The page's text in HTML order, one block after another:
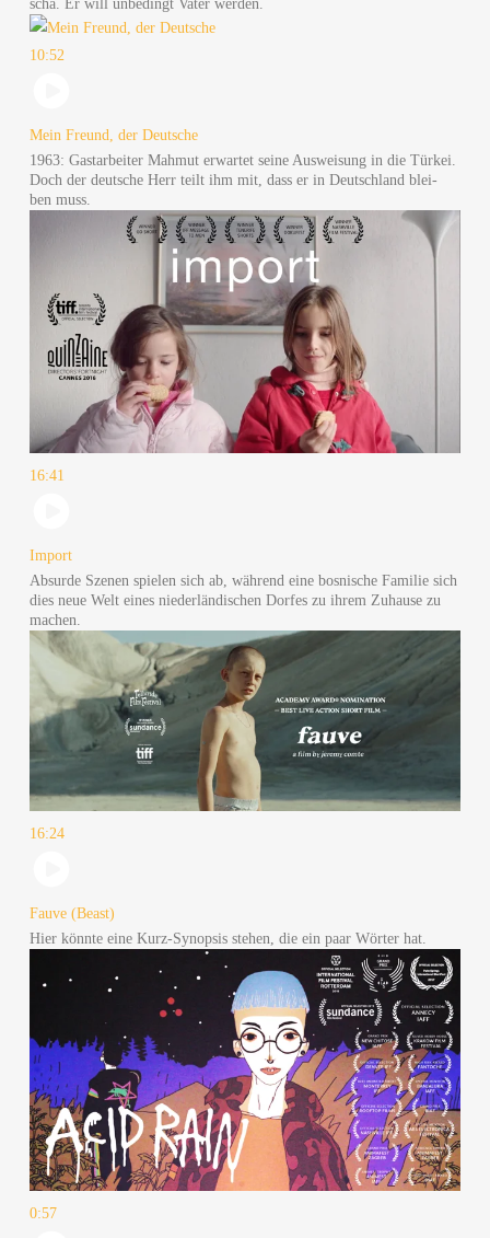
scha. Er will unbe­dingt Vater werden.
10:52
Mein Freund, der Deut­sche
1963: Gast­ar­bei­ter Mah­mut erwar­tet sei­ne Aus­wei­sung in die Tür­kei.
Doch der deut­sche Herr teilt ihm mit, dass er in Deutsch­land blei­
ben muss.
16:41
Import
Absur­de Sze­nen spie­len sich ab, wäh­rend eine bos­ni­sche Fami­lie sich
dies neue Welt eines nie­der­län­di­schen Dor­fes zu ihrem Zuhau­se zu
machen.
16:24
Fauve (Beast)
Hier könn­te eine Kurz-Syn­op­sis ste­hen, die ein paar Wör­ter hat.
0:57